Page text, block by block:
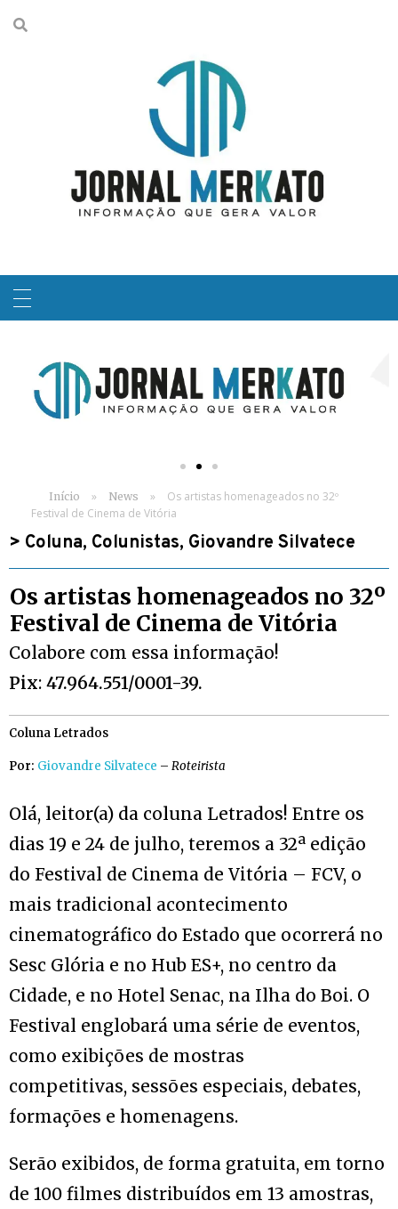
Início » News »
Os artistas homenageados no 32º
Festival de Cinema de Vitória
> Coluna, Colunistas, Giovandre Silvatece
Os artistas homenageados no 32º
Festival de Cinema de Vitória
Colabore com essa informação!
Pix: 47.964.551/0001-39.
Coluna Letrados
Por: Giovandre Silvatece – Roteirista
Olá, leitor(a) da coluna Letrados! Entre os
dias 19 e 24 de julho, teremos a 32ª edição
do Festival de Cinema de Vitória – FCV, o
mais tradicional acontecimento
cinematográfico do Estado que ocorrerá no
Sesc Glória e no Hub ES+, no centro da
Cidade, e no Hotel Senac, na Ilha do Boi. O
Festival englobará uma série de eventos,
como exibições de mostras
competitivas, sessões especiais, debates,
formações e homenagens.
Serão exibidos, de forma gratuita, em torno
de 100 filmes distribuídos em 13 amostras,